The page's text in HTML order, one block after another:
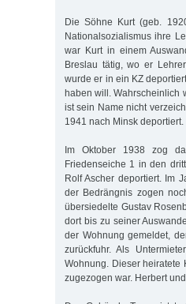
Die Söhne Kurt (geb.
Nationalsozialismus ihre
war Kurt in einem
Breslau tätig, wo er
wurde er in ein KZ
haben will. Wahrscheinlich
ist sein Name nicht
1941 nach Minsk deportiert.
Im Oktober 1938 zog
Friedenseiche 1 in den
Rolf Ascher deportiert. Im
der Bedrängnis zogen
übersiedelte Gustav
dort bis zu seiner
der Wohnung gemeldet,
zurückfuhr. Als
Wohnung. Dieser heiratete
zugezogen war. Herbert